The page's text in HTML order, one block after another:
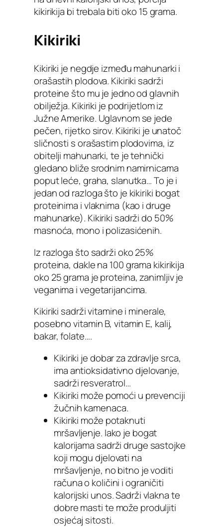
kikirikija bi trebala biti oko 15 grama.
Kikiriki
Kikiriki je negdje između mahunarki i
orašastih plodova. Kikiriki sadrži
proteine što mu je jedno od glavnih
obilježja. Kikiriki je podrijetlom iz
Južne Amerike. Uglavnom se jede
pečen, rijetko sirov. Kikiriki je unatoč
sličnosti s orašastim plodovima, iz
obitelji mahunarki, te je tehnički
gledano bliže srodnim namirnicama
poput leće, graha, slanutka… To je i
jedan od razloga što je kikiriki bogat
proteinima i vlaknima (kao i druge
mahunarke). Kikiriki sadrži do 50%
masnoća, mono i polizasićenih.
Iz razloga što sadrži oko 25%
proteina, dakle na 100 grama kikirikija
oko 25 grama je proteina, zanimljiv je
veganima i vegetarijancima.
Kikiriki sadrži vitamine i minerale,
posebno vitamin B, vitamin E, kalij,
bakar, folate….
Kikiriki je dobar za zdravlje srca,
ima antioksidativno djelovanje,
sadrži resveratrol…
Kikiriki može pomoći u prevenciji
žučnih kamenaca.
Kikiriki može potaknuti
mršavljenje. Iako je bogat
kalorijama sadrži druge sastojke
koji mogu djelovati na
mršavljenje, no bitno je voditi
računa o količini i ograničiti
kalorijski unos. Sadrži vlakna te
dobre masti te može produljiti
osjećaj sitosti.